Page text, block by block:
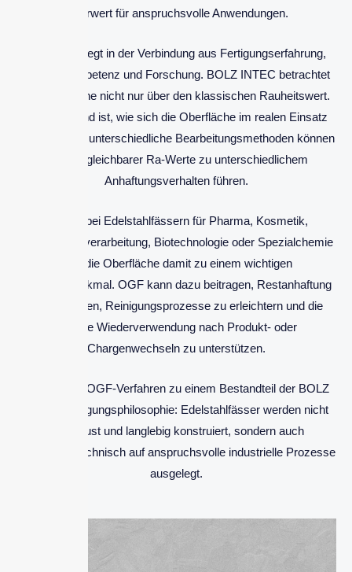
Mehrwert für anspruchsvolle Anwendungen.
Der Vorteil liegt in der Verbindung aus Fertigungserfahrung,
Materialkompetenz und Forschung. BOLZ INTEC betrachtet
die Oberfläche nicht nur über den klassischen Rauheitswert.
Entscheidend ist, wie sich die Oberfläche im realen Einsatz
verhält. Denn unterschiedliche Bearbeitungsmethoden können
trotz vergleichbarer Ra-Werte zu unterschiedlichem
Anhaftungsverhalten führen.
Gerade bei Edelstahlfässern für Pharma, Kosmetik,
Lebensmittelverarbeitung, Biotechnologie oder Spezialchemie
wird die Oberfläche damit zu einem wichtigen
Qualitätsmerkmal. OGF kann dazu beitragen, Restanhaftung
zu reduzieren, Reinigungsprozesse zu erleichtern und die
sichere Wiederverwendung nach Produkt- oder
Chargenwechseln zu unterstützen.
So wird das OGF-Verfahren zu einem Bestandteil der BOLZ
INTEC Fertigungsphilosophie: Edelstahlfässer werden nicht
nur robust und langlebig konstruiert, sondern auch
oberflächentechnisch auf anspruchsvolle industrielle Prozesse
ausgelegt.